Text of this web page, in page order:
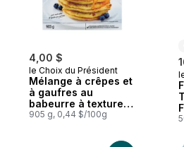
4,00 $
le Choix du Président
Mélange à crêpes et
à gaufres au
babeurre à texture
très légère
905 g, 0,44 $/100g